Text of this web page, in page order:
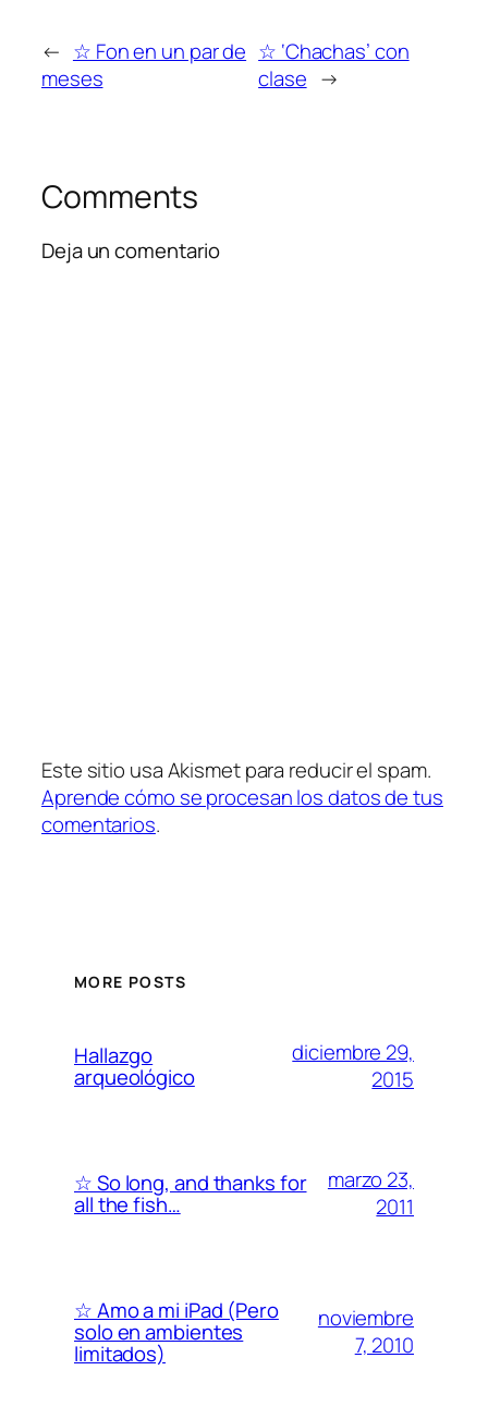
← ☆ Fon en un par de
meses
☆ ‘Chachas’ con
clase →
Comments
Deja un comentario
Este sitio usa Akismet para reducir el spam.
Aprende cómo se procesan los datos de tus
comentarios.
MORE POSTS
Hallazgo
arqueológico
diciembre 29,
2015
☆ So long, and thanks for
all the fish…
marzo 23,
2011
☆ Amo a mi iPad (Pero
solo en ambientes
limitados)
noviembre
7, 2010